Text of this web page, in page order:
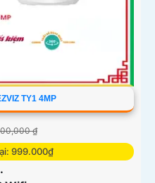
TY1 4MP
₫
999.000₫